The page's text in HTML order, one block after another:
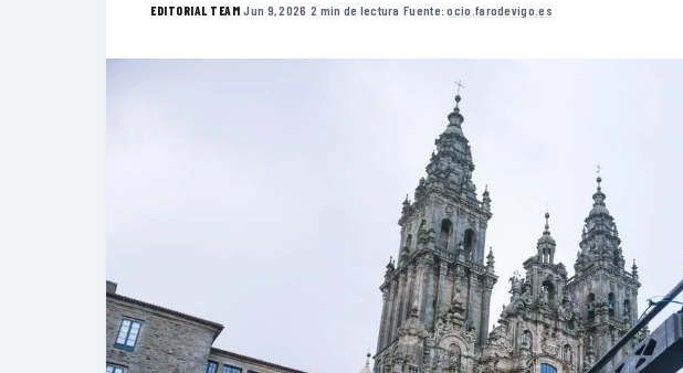
EDITORIAL TEAM·Jun 9, 2026 ·2 min de lectura ·Fuente:ocio.farodevigo.es